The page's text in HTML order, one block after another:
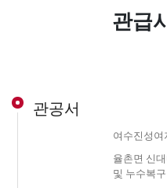
관급
관공서
여수진성
율촌면 신
및 누수복